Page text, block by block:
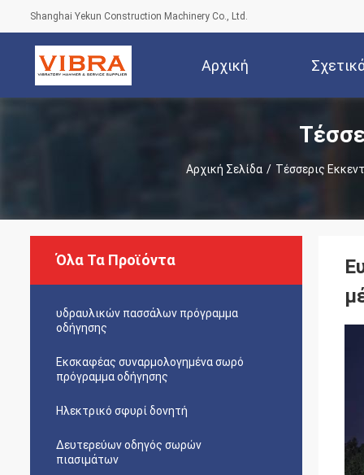
Shanghai Yekun Construction Machinery Co., Ltd.
Αρχική
Αρχική Σελίδα / Τέσσερις
Όλα Τα Προϊόντα
υδραυλικών πασσάλων πρόγραμμα
οδήγησης
Εκσκαφέας συναρμολογημένα σωρό
πρόγραμμα οδήγησης
Ηλεκτρικό σφυρί δονητή
Δευτερεύων οδηγός σωρών
πιασιμάτων